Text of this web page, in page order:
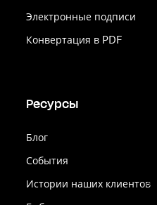
Электронные подписи
Конвертация в PDF
Ресурсы
Блог
События
Истории наших клиентов